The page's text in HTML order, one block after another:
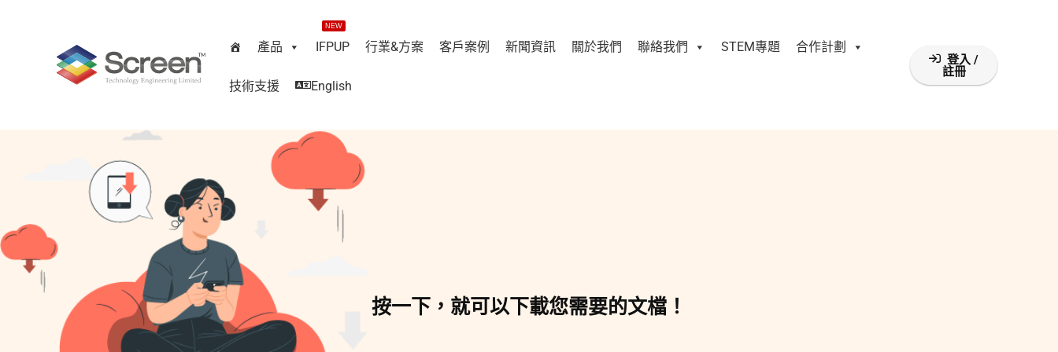
產品
NEW
IFPUP 行業&方案 客戶案例 新聞資訊 關於我們 聯絡我們 STEM專題 合作計劃
技術支援 English
登入 /
註冊
按一下，就可以下載您需要的文檔！